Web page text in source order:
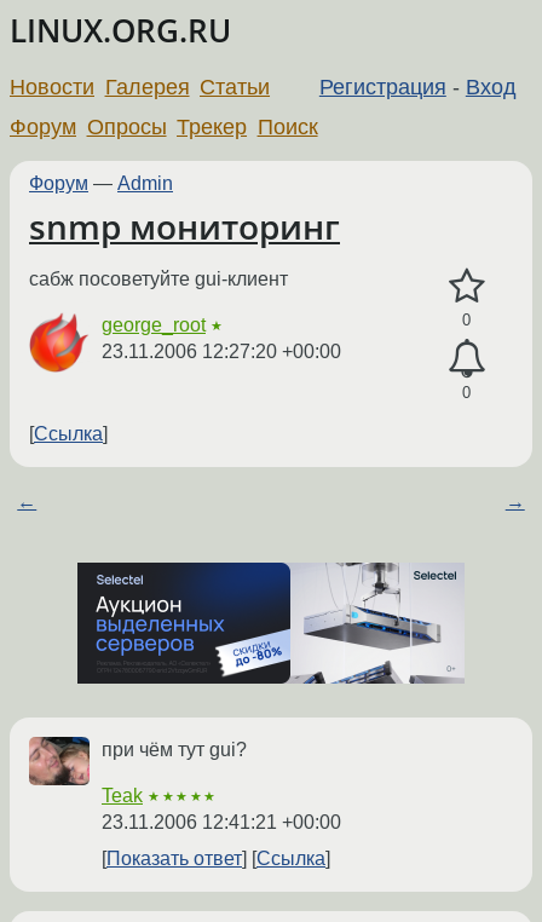
LINUX.ORG.RU
Регистрация - Вход
Новости Галерея Статьи
Форум Опросы Трекер Поиск
Форум — Admin
snmp мониторинг
0
0
сабж посоветуйте gui-клиент
george_root ★
23.11.2006 12:27:20 +00:00
Ссылка
← →
при чём тут gui?
Teak ★★★★★
23.11.2006 12:41:21 +00:00
Показать ответ
Ссылка